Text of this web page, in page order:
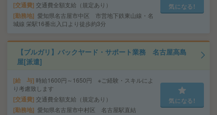
交通費 交通費全額支給（規定あり）
勤務地 愛知県名古屋市中区 市営地下鉄東山線・名
城線 栄駅16番出入口より徒歩約3分
気になる!
【ブルガリ】バックヤード・サポート業務 名古屋高島
屋[派遣]
給 与 時給1600円～1650円 ※ご経験・スキルによ
り考慮致します
交通費 交通費全額支給（規定あり）
勤務地 愛知県名古屋市中村区 名古屋駅直結
気になる!